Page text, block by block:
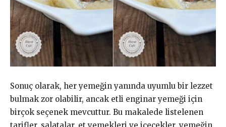
Sonuç olarak, her yemeğin yanında uyumlu bir lezzet
bulmak zor olabilir, ancak etli enginar yemeği için
birçok seçenek mevcuttur. Bu makalede listelenen